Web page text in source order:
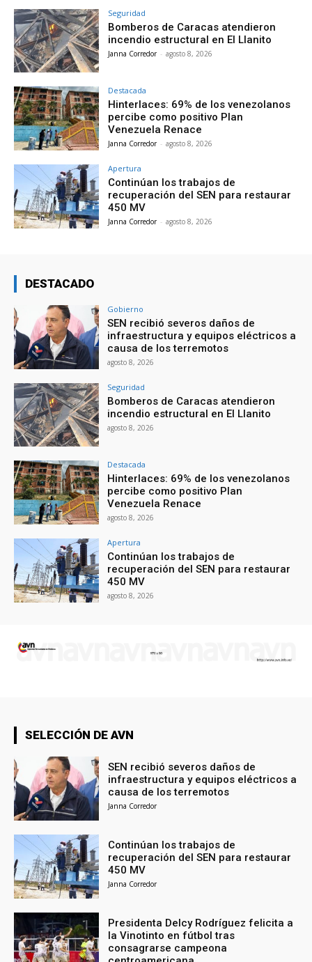
Seguridad
Bomberos de Caracas atendieron
incendio estructural en El Llanito
Janna Corredor - agosto 8, 2026
Destacada
Hinterlaces: 69% de los venezolanos
percibe como positivo Plan
Venezuela Renace
Janna Corredor - agosto 8, 2026
Apertura
Continúan los trabajos de
recuperación del SEN para restaurar
450 MV
Janna Corredor - agosto 8, 2026
DESTACADO
Gobierno
SEN recibió severos daños de
infraestructura y equipos eléctricos a
causa de los terremotos
agosto 8, 2026
Seguridad
Bomberos de Caracas atendieron
incendio estructural en El Llanito
agosto 8, 2026
Destacada
Hinterlaces: 69% de los venezolanos
percibe como positivo Plan
Venezuela Renace
agosto 8, 2026
Apertura
Continúan los trabajos de
recuperación del SEN para restaurar
450 MV
agosto 8, 2026
SELECCIÓN DE AVN
SEN recibió severos daños de
infraestructura y equipos eléctricos a
causa de los terremotos
Janna Corredor
Continúan los trabajos de
recuperación del SEN para restaurar
450 MV
Janna Corredor
Presidenta Delcy Rodríguez felicita a
la Vinotinto en fútbol tras
consagrarse campeona